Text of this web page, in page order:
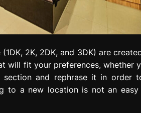
2K, 2DK, and 3DK) are
will fit your preferences, whether
and rephrase it in order
to a new location is not an